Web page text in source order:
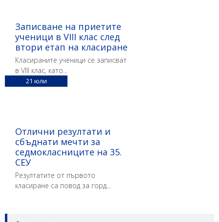
Записване на приетите
ученици в VIII клас след
втори етап на класиране
Класираните ученици се записват
в VIII клас, като...
21 юли
Отлични резултати и
сбъднати мечти за
седмокласниците на 35.
СЕУ
Резултатите от първото
класиране са повод за горд...